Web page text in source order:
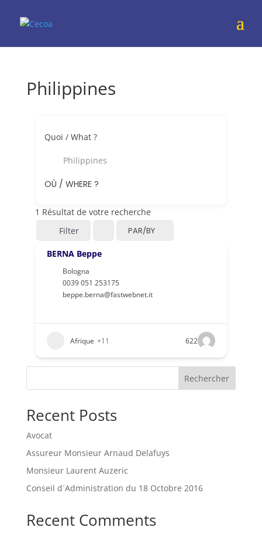
Philippines
Quoi / What ?
Philippines
OÙ / WHERE ?
1 Résultat de votre recherche
Filter
PAR/BY
BERNA Beppe
Bologna
0039 051 253175
beppe.berna@fastwebnet.it
Afrique +11 622
Rechercher
Recent Posts
Avocat
Assureur Monsieur Arnaud Delafuys
Monsieur Laurent Auzeric
Conseil d´Administration du 18 Octobre 2016
Recent Comments